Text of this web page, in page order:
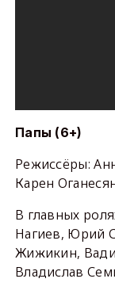
Папы (6+)
Режиссёры:
Карен
В главных
Нагиев, Юрий
Жижикин,
Владислав